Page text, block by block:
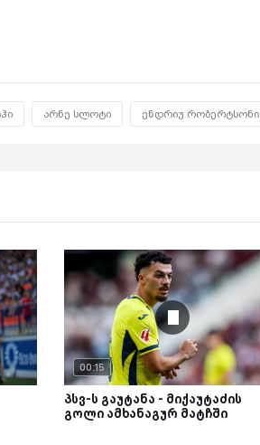
არნე სლოტი ენდრიუ რობერტსონი
00:15
პსვ-ს გაუტანა - მიქაუტაძის
გოლი ამხანაგურ მატჩში